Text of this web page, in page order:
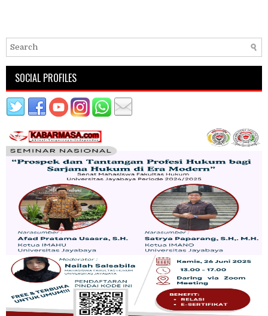
SOCIAL PROFILES